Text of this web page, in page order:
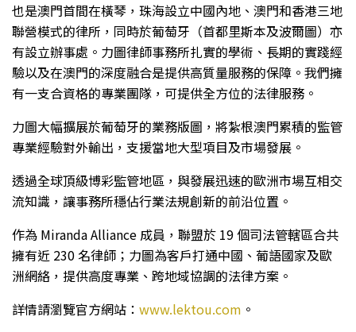
也是澳門首間在橫琴，珠海設立中國內地、澳門和香港三地
聯營模式的律所，同時於葡萄牙（首都里斯本及波爾圖）亦
有設立辦事處。力圖律師事務所扎實的學術、長期的實踐經
驗以及在澳門的深度融合是提供高質量服務的保障。我們擁
有一支合資格的專業團隊，可提供全方位的法律服務。
力圖大幅擴展於葡萄牙的業務版圖，將紮根澳門累積的監管
專業經驗對外輸出，支援當地大型項目及市場發展。
透過全球頂級博彩監管地區，與發展迅速的歐洲市場互相交
流知識，讓事務所穩佔行業法規創新的前沿位置。
作為 Miranda Alliance 成員，聯盟於 19 個司法管轄區合共
擁有近 230 名律師；力圖為客戶打通中國、葡語國家及歐
洲網絡，提供高度專業、跨地域協調的法律方案。
詳情請瀏覽官方網站： www.lektou.com 。